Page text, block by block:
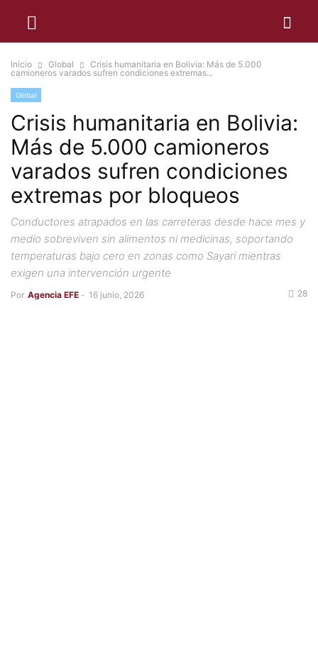
Inicio Global
Crisis humanitaria en Bolivia: Más de 5.000
camioneros varados sufren condiciones extremas...
Global
Crisis humanitaria en Bolivia:
Más de 5.000 camioneros
varados sufren condiciones
extremas por bloqueos
Conductores atrapados en las carreteras desde hace mes y
medio sobreviven sin alimentos ni medicinas, soportando
temperaturas bajo cero en zonas como Sayari mientras
exigen una intervención urgente
Por Agencia EFE - 16 junio, 2026 28